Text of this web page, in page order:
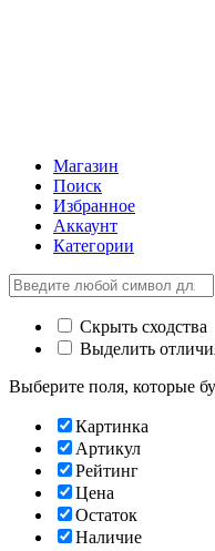
Магазин
Поиск
Избранное
Аккаунт
Категории
Скрыть сходства
Выделить
Выберите поля, которые
Картинка
Артикул
Рейтинг
Цена
Остаток
Наличие